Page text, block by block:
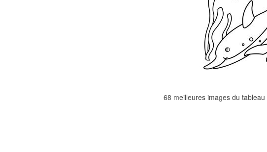
68 meilleures images du